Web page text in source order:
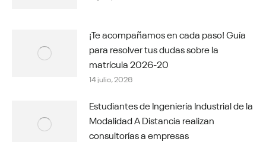
¡Te acompañamos en cada paso! Guía
para resolver tus dudas sobre la
matrícula 2026-20
14 julio, 2026
Estudiantes de Ingeniería Industrial de la
Modalidad A Distancia realizan
consultorías a empresas